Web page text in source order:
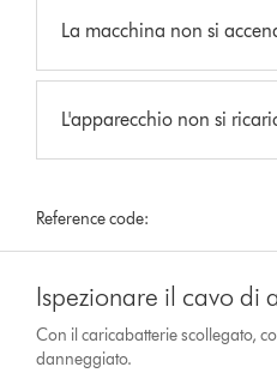
La macchina non si
L'apparecchio non si
Reference code:
Ispezionare il cavo di
Con il caricabatterie scollegato,
danneggiato.